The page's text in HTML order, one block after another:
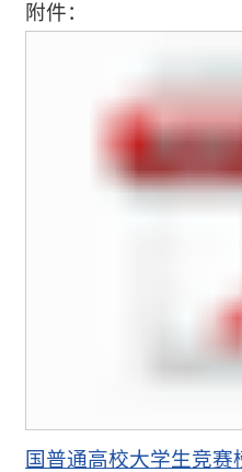
附件：
国普通高校大学生竞赛